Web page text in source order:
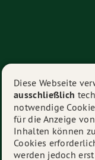
© 2026
Diese Webseite
ausschließlich
notwendige
für die Anzeige
Inhalten können
Cookies
werden jedoch erst